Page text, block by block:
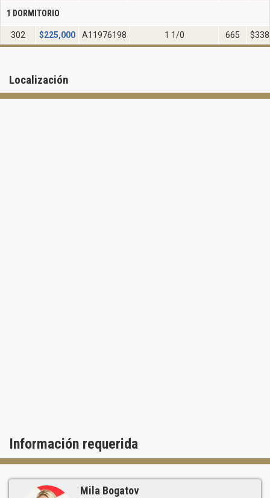
1 DORMITORIO
302 $225,000 A11976198 1 1/0 665 $338
Localización
Información requerida
Mila Bogatov